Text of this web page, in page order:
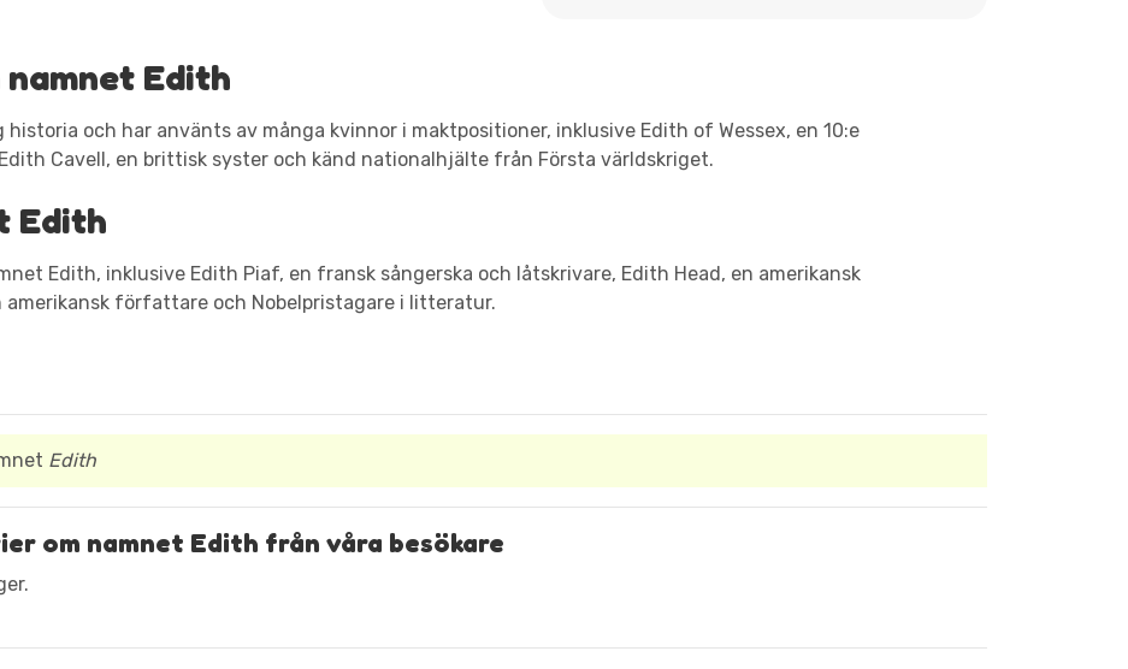
Edith
och har använts av många kvinnor i maktpositioner, inklusive Edith of Wessex, en 10:e
Cavell, en brittisk syster och känd nationalhjälte från Första världskriget.
Edith
Edith, inklusive Edith Piaf, en fransk sångerska och låtskrivare, Edith Head, en amerikansk
amerikansk författare och Nobelpristagare i litteratur.
Edith
om namnet Edith från våra besökare